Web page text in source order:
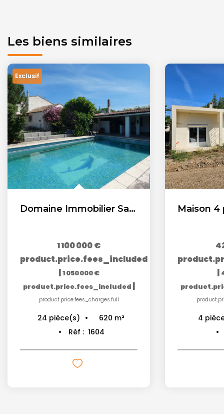
Les biens similaires
Exclusif
Domaine Immobilier Salon De Provence 620 m2
1 100 000 €
product.price.fees_included
|1 050 000 €
product.price.fees_included |
product.price.fees_charges.full
24 pièce(s) 620 m²
Réf : 1604
|
4